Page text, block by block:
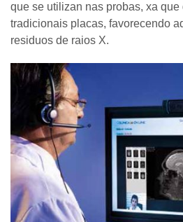
que se utilizan nas probas, xa
tradicionais placas, favorecendo
residuos de raios X.